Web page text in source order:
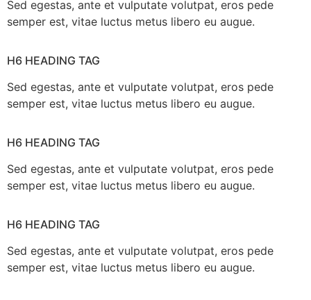
Sed egestas, ante et vulputate volutpat, eros pede
semper est, vitae luctus metus libero eu augue.
H6 HEADING TAG
Sed egestas, ante et vulputate volutpat, eros pede
semper est, vitae luctus metus libero eu augue.
H6 HEADING TAG
Sed egestas, ante et vulputate volutpat, eros pede
semper est, vitae luctus metus libero eu augue.
H6 HEADING TAG
Sed egestas, ante et vulputate volutpat, eros pede
semper est, vitae luctus metus libero eu augue.